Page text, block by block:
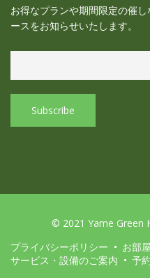
お得なプランや期間限定の催
ースをお知らせいたします。
© 2021 Yame Green
プライバシーポリシー
お部
サービス・設備のご案内
予